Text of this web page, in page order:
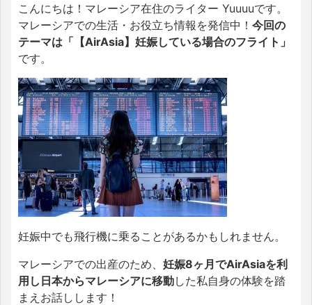
こんにちは！マレーシア在住のライター Yuuuuです。
マレーシアでの生活・お役立ち情報を発信中！ 今回の
テーマは「【AirAsia】妊娠している場合のフライト」
です。
妊娠中でも飛行機に乗ることがあるかもしれません。
マレーシアでの出産のため、 妊娠8ヶ月でAirAsiaを利
用し日本からマレーシアに移動した私自身の体験を踏
まえお話しします！